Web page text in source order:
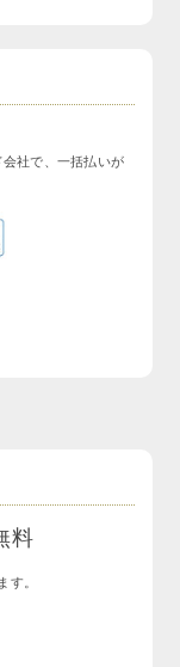
社で、一括払いが
料
す。